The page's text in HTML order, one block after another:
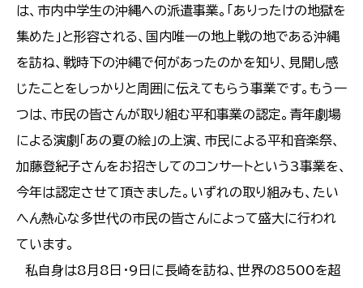
は、市内中学生の沖縄への派遣事業。「ありったけの地獄を
集めた」と形容される、国内唯一の地上戦の地である沖縄
を訪ね、戦時下の沖縄で何があったのかを知り、見聞し感
じたことをしっかりと周囲に伝えてもらう事業です。もう一
つは、市民の皆さんが取り組む平和事業の認定。青年劇場
による演劇「あの夏の絵」の上演、市民による平和音楽祭、
加藤登紀子さんをお招きしてのコンサートという3事業を、
今年は認定させて頂きました。いずれの取り組みも、たい
へん熱心な多世代の市民の皆さんによって盛大に行われ
ています。
私自身は8月8日・9日に長崎を訪ね、世界の8500を超